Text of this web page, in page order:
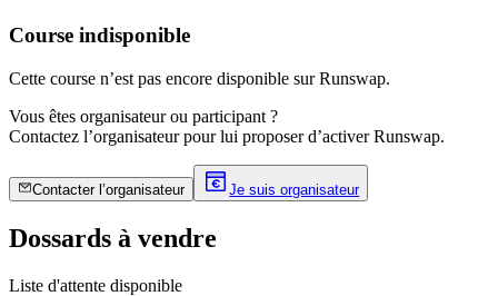
Course indisponible
Cette course n’est pas encore disponible sur Runswap.
Vous êtes organisateur ou participant ?
Contactez l’organisateur pour lui proposer d’activer Runswap.
Contacter l’organisateur Je suis organisateur
Dossards à vendre
Liste d'attente disponible